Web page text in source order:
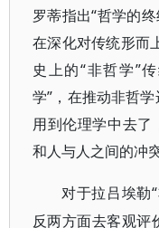
罗蒂指出“哲学的终
在深化对传统形而
史上的“非哲学”
学”，在推动非哲
用到伦理学中去了
和人与人之间的冲
对于拉吕埃勒
反两方面去客观评